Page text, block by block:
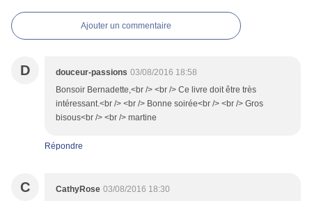
Ajouter un commentaire
D douceur-passions 03/08/2016 18:58
Bonsoir Bernadette,<br /> <br /> Ce livre doit être très
intéressant.<br /> <br /> Bonne soirée<br /> <br /> Gros
bisous<br /> <br /> martine
Répondre
C CathyRose 03/08/2016 18:30